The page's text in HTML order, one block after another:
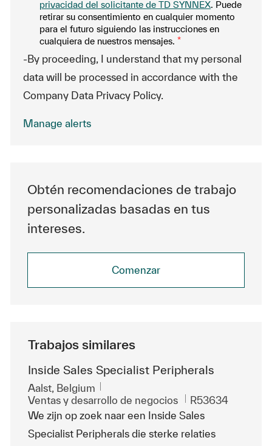
privacidad del solicitante de TD SYNNEX. Puede
retirar su consentimiento en cualquier momento
para el futuro siguiendo las instrucciones en
cualquiera de nuestros mensajes. *
-By proceeding, I understand that my personal
data will be processed in accordance with the
Company Data Privacy Policy.
Manage alerts
Obtén recomendaciones de trabajo
personalizadas basadas en tus
intereses.
Comenzar
Trabajos similares
Inside Sales Specialist Peripherals
Ubicación
Aalst, Belgium
Categoría
Ventas y desarrollo de negocios Id. de trabajo
R53634
We zijn op zoek naar een Inside Sales
Specialist Peripherals die sterke relaties